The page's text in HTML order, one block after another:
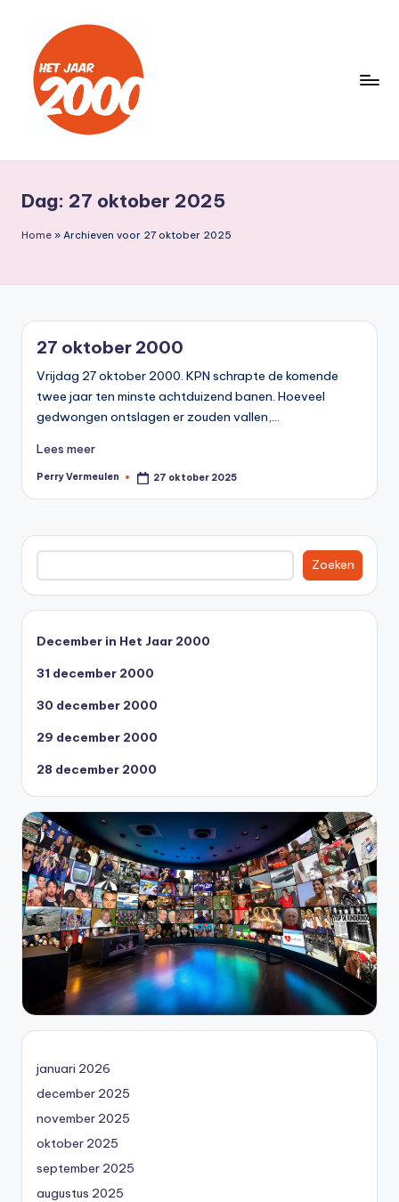
inhoud
t
J
r
2
0
0
0
lang
terug
naar
Dag: 27 oktober 2025
Home » Archieven voor 27 oktober 2025
27 oktober 2000
Vrijdag 27 oktober 2000. KPN schrapte de komende
twee jaar ten minste achtduizend banen. Hoeveel
gedwongen ontslagen er zouden vallen,…
Lees meer
Geplaatst
Perry Vermeulen 27 oktober 2025
Zoeken
Zoeken
December in Het Jaar 2000
31 december 2000
30 december 2000
29 december 2000
28 december 2000
januari 2026
december 2025
november 2025
oktober 2025
september 2025
augustus 2025